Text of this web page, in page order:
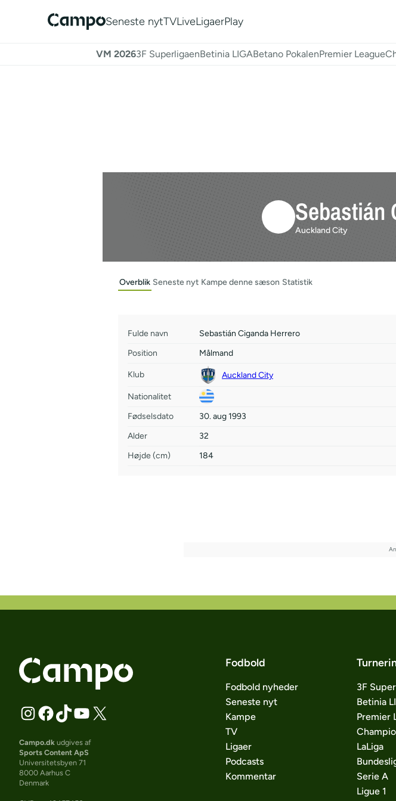
Seneste nytTVLiveLigaerPlay
VM 20263F SuperligaenBetinia LIGABetano PokalenPremier League
Sebastián
Auckland City
Overblik Seneste nyt Kampe denne sæson Statistik
Fulde navn
Sebastián Ciganda Herrero
Position
Målmand
Klub Auckland City
Nationalitet
Fødselsdato
30. aug 1993
Alder
32
Højde (cm)
184
Campo.dk udgives af
Sports Content ApS
Universitetsbyen 71
8000 Aarhus C
Denmark
Fodbold
Fodbold nyheder
Seneste nyt
Kampe
TV
Ligaer
Podcasts
Kommentar
3F
Betinia
Premier
LaLiga
Serie A
Ligue 1